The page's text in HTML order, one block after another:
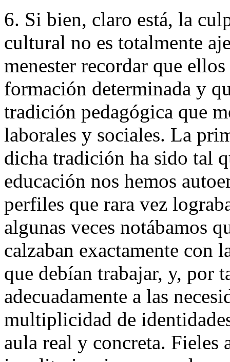
6. Si bien, claro está, la
cultural no es totalmente
menester recordar que
formación determinada y
tradición pedagógica que
laborales y sociales. La
dicha tradición ha sido tal
educación nos hemos
perfiles que rara vez
algunas veces notábamos
calzaban exactamente con
que debían trabajar, y, por
adecuadamente a las
multiplicidad de
aula real y concreta. Fieles